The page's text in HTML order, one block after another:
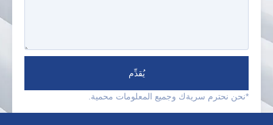
يُقدِّم
*نحن نحترم سريةك وجميع المعلومات محمية.